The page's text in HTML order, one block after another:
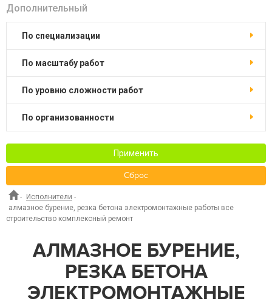
Дополнительный
по специализации
по масштабу работ
по уровню сложности работ
по организованности
Применить
Сброс
- Исполнители -
алмазное бурение, резка бетона электромонтажные работы все
строительство комплексный ремонт
АЛМАЗНОЕ БУРЕНИЕ,
РЕЗКА БЕТОНА
ЭЛЕКТРОМОНТАЖНЫЕ